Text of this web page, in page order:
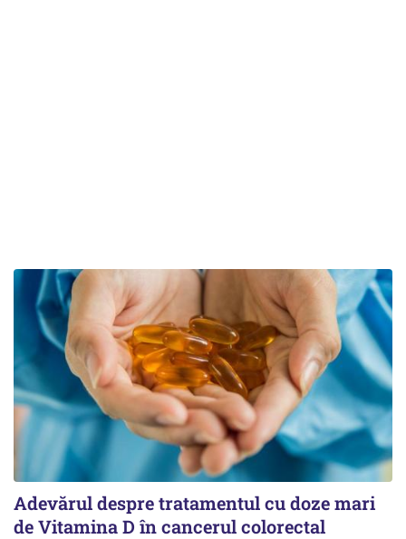
Adevărul despre tratamentul cu doze mari
de Vitamina D în cancerul colorectal